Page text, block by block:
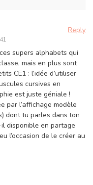
Reply
supers alphabets qui
mais en plus sont
CE1 : l’idée d’utiliser
cursives en
est juste géniale !
par l’affichage modèle
dont tu parles dans ton
disponible en partage
l’occasion de le créer au